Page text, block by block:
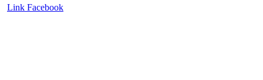
Link Facebook